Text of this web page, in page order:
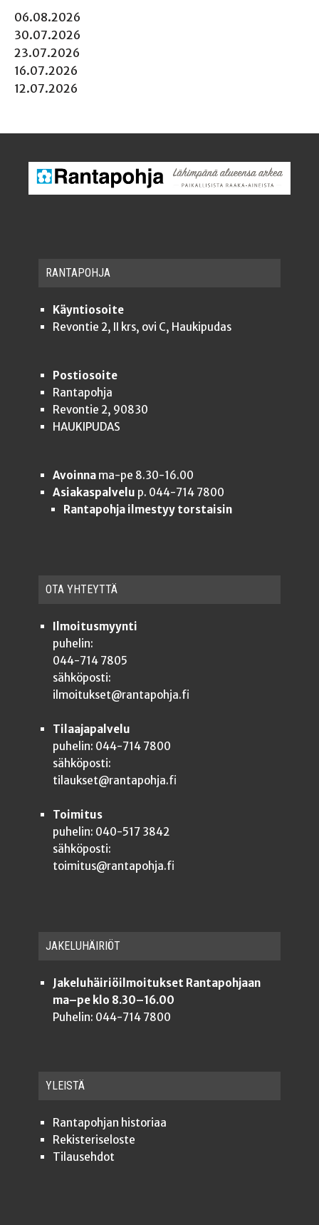
06.08.2026
30.07.2026
23.07.2026
16.07.2026
12.07.2026
RAN­TA­POH­JA
Käyntiosoite
Revontie 2, II krs, ovi C, Haukipudas
Postiosoite
Rantapohja
Revontie 2, 90830
HAUKIPUDAS
Avoinnama-pe 8.30-16.00
Asiakaspalvelu p. 044-714 7800
Rantapohja ilmestyy torstaisin
OTA YHTEYT­TÄ
Ilmoitusmyynti
puhelin:
044-714 7805
sähköposti:
ilmoitukset@rantapohja.fi
Tilaajapalvelu
puhelin: 044-714 7800
sähköposti:
tilaukset@rantapohja.fi
Toimitus
puhelin: 040-517 3842
sähköposti:
toimitus@rantapohja.fi
JAKE­LU­HÄI­RIÖT
Jakeluhäiriöilmoitukset Rantapohjaan
ma–pe klo 8.30–16.00
Puhelin: 044-714 7800
YLEISTÄ
Ran­ta­poh­jan historiaa
Rekis­te­ri­se­los­te
Tilauseh­dot